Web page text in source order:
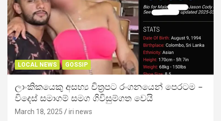
LOCAL NEWS GOSSIP
ලාංකිකයෙකු අසභ්‍ය චිත්‍රපට රංගනයෙන් පෙරටම –
විදෙස් සමාගම් සමග ගිවිසුම්ගත වෙයි
March 18, 2025 iri news